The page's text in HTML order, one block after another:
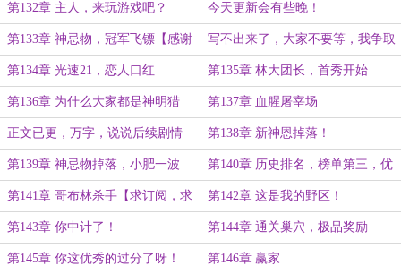
第132章 主人，来玩游戏吧？ 今天更新会有些晚！
第133章 神忌物，冠军飞镖【感谢
大佬诗奈良野慷慨打赏盟主！】
写不出来了，大家不要等，我争取
明天中午搞定！
第134章 光速21，恋人口红 第135章 林大团长，首秀开始
第136章 为什么大家都是神明猎
手，你却这么优秀？
第137章 血腥屠宰场
正文已更，万字，说说后续剧情 第138章 新神恩掉落！
第139章 神忌物掉落，小肥一波 第140章 历史排名，榜单第三，优
秀！【求月票！】
第141章 哥布林杀手【求订阅，求
月票】
第142章 这是我的野区！
第143章 你中计了！ 第144章 通关巢穴，极品奖励
第145章 你这优秀的过分了呀！ 第146章 赢家